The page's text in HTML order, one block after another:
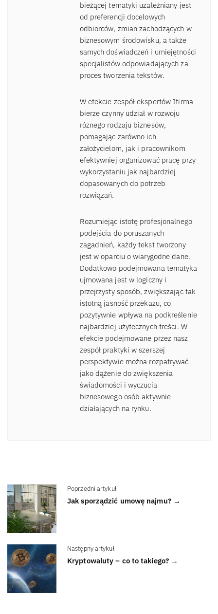
bieżącej tematyki uzależniany jest
od preferencji docelowych
odbiorców, zmian zachodzących w
biznesowym środowisku, a także
samych doświadczeń i umiejętności
specjalistów odpowiadających za
proces tworzenia tekstów.
W efekcie zespół ekspertów Ifirma
bierze czynny udział w rozwoju
różnego rodzaju biznesów,
pomagając zarówno ich
założycielom, jak i pracownikom
efektywniej organizować pracę przy
wykorzystaniu jak najbardziej
dopasowanych do potrzeb
rozwiązań.
Rozumiejąc istotę profesjonalnego
podejścia do poruszanych
zagadnień, każdy tekst tworzony
jest w oparciu o wiarygodne dane.
Dodatkowo podejmowana tematyka
ujmowana jest w logiczny i
przejrzysty sposób, zwiększając tak
istotną jasność przekazu, co
pozytywnie wpływa na podkreślenie
najbardziej użytecznych treści. W
efekcie podejmowane przez nasz
zespół praktyki w szerszej
perspektywie można rozpatrywać
jako dążenie do zwiększenia
świadomości i wyczucia
biznesowego osób aktywnie
działających na rynku.
Poprzedni artykuł
Jak sporządzić umowę najmu? →
Następny artykuł
Kryptowaluty – co to takiego? →